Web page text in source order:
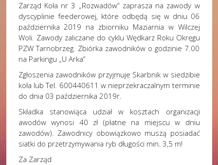
Zarząd Koła nr 3 „Rozwadów” zaprasza na zawody w
dyscyplinie feederowej, które odbędą się w dniu 06
października 2019 na zbiorniku Maziarnia w Wilczej
Woli. Zawody zaliczane do cyklu Wędkarz Roku Okręgu
PZW Tarnobrzeg. Zbiórka zawodników o godzinie 7.00
na Parkingu „U Arka”
Zgłoszenia zawodników przyjmuje Skarbnik w siedzibie
koła lub Tel. 600440611 w nieprzekraczalnym terminie
do dnia 03 października 2019r.
Składka stanowiąca udział w kosztach organizacji
awodów wynosi 40 zł (płatne na miejscu w dniu
zawodów). Zawodnicy obowiązkowo muszą posiadać
siatki do przetrzymywania ryb długości min. 3,5 m!
Za Zarząd